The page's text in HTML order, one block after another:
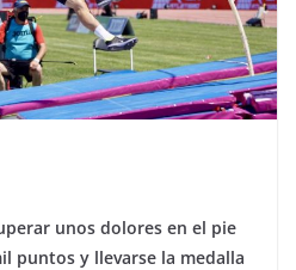
unos dolores en el pie
puntos y llevarse la medalla